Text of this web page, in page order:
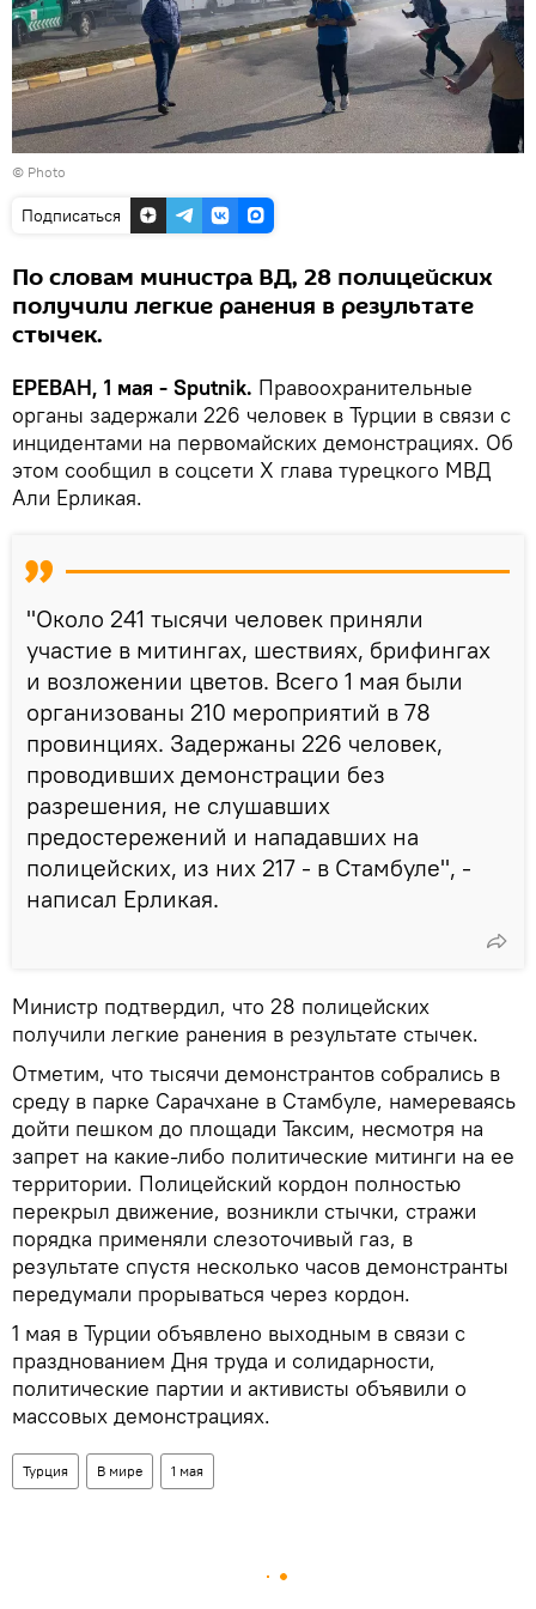
© Photo
Подписаться
По словам министра ВД, 28 полицейских
получили легкие ранения в результате
стычек.
ЕРЕВАН, 1 мая - Sputnik. Правоохранительные
органы задержали 226 человек в Турции в связи с
инцидентами на первомайских демонстрациях. Об
этом сообщил в соцсети Х глава турецкого МВД
Али Ерликая.
"Около 241 тысячи человек приняли
участие в митингах, шествиях, брифингах
и возложении цветов. Всего 1 мая были
организованы 210 мероприятий в 78
провинциях. Задержаны 226 человек,
проводивших демонстрации без
разрешения, не слушавших
предостережений и нападавших на
полицейских, из них 217 - в Стамбуле", -
написал Ерликая.
Министр подтвердил, что 28 полицейских
получили легкие ранения в результате стычек.
Отметим, что тысячи демонстрантов собрались в
среду в парке Сарачхане в Стамбуле, намереваясь
дойти пешком до площади Таксим, несмотря на
запрет на какие-либо политические митинги на ее
территории. Полицейский кордон полностью
перекрыл движение, возникли стычки, стражи
порядка применяли слезоточивый газ, в
результате спустя несколько часов демонстранты
передумали прорываться через кордон.
1 мая в Турции объявлено выходным в связи с
празднованием Дня труда и солидарности,
политические партии и активисты объявили о
массовых демонстрациях.
Турция В мире 1 мая